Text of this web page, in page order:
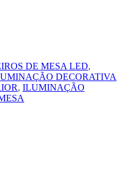
DE MESA LED,
DECORATIVA
, ILUMINAÇÃO